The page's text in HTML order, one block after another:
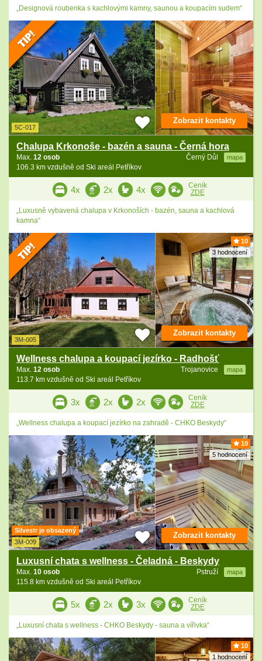
„Designová roubenka s kachlovými kamny, saunou a koupacím sudem“
5C-017
Chalupa Krkonoše - bazén a sauna - Černá hora
Černý Důl mapa
Max. 12 osob
106.3 km vzdušně od Ski areál Petříkov
Zobrazit kontakty
4x 2x 4x
Ceník
ZDE
„Luxusně vybavená chalupa v Krkonoších - bazén, sauna a kachlová
kamna“
10
3 hodnocení
3M-005
Wellness chalupa a koupací jezírko - Radhošť
Trojanovice mapa
Max. 12 osob
113.7 km vzdušně od Ski areál Petříkov
Zobrazit kontakty
3x 2x 2x
Ceník
ZDE
„Wellness chalupa a koupací jezírko na zahradě - CHKO Beskydy“
10
5 hodnocení
Silvestr je obsazený
3M-009
Luxusní chata s wellness - Čeladná - Beskydy
Pstruží mapa
Max. 10 osob
115.8 km vzdušně od Ski areál Petříkov
Zobrazit kontakty
5x 2x 3x
Ceník
ZDE
„Luxusní chata s wellness - CHKO Beskydy - sauna a vířivka“
10
1 hodnocení